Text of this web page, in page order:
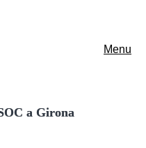
Menu
a Girona